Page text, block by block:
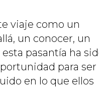
viaje como un
un conocer, un
esta pasantía ha
para ser
en lo que ellos